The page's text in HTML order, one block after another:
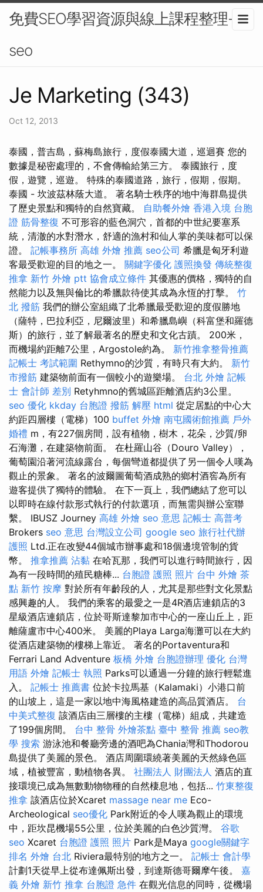
免費SEO學習資源與線上課程整理-
seo
Je Marketing (343)
Oct 12, 2013
泰國，普吉島，蘇梅島旅行，度假泰國大道，巡迴賽 您的
數據是秘密處理的，不會傳輸給第三方。 泰國旅行，度
假，遊覽，巡遊。 特殊的泰國道路，旅行，假期，假期。
泰國 - 坎波茲林蔭大道。 著名騎士秩序的地中海群島提供
了歷史景點和獨特的自然寶藏。 自助餐外燴 香港入境 台胞
證 筋骨整復 不可形容的藍色洞穴，首都的中世紀要塞系
統，清澈的水對潛水，舒適的漁村和仙人掌的美味都可以保
證。 記帳事務所 高雄 外燴 推薦 seo公司 希臘是匈牙利遊
客最受歡迎的目的地之一。 關鍵字優化 護照換發 傳統整復
推拿 新竹 外燴 ptt 協會成立條件 其優惠的價格，獨特的自
然能力以及無與倫比的希臘款待使其成為永恆的打擊。 竹
北 撥筋 我們的辦公室組織了北希臘最受歡迎的度假勝地
（薩特，巴拉利亞，尼爾波里）和希臘島嶼（科富堡和羅德
斯）的旅行，並了解最著名的歷史和文化古蹟。 200米，
而機場約距離7公里，Argostole約為。 新竹推拿整骨推薦
記帳士 考試範圍 Rethymno的沙質，有時只有大約。 新竹
市撥筋 建築物前面有一個較小的遊樂場。 台北 外燴 記帳
士 會計師 差別 Retyhmno的舊城區距離酒店約3公里。
seo 優化 kkday 台胞證 撥筋 解壓 html 從定居點的中心大
約距四層樓（電梯）100 buffet 外燴 南屯國術館推薦 戶外
婚禮 m，有227個房間，設有植物，樹木，花朵，沙質/卵
石海灘，在建築物前面。 在杜羅山谷（Douro Valley），
葡萄園沿著河流線露台，每個彎道都提供了另一個令人嘆為
觀止的景象。 著名的波爾圖葡萄酒成熟的鄉村酒窖為所有
遊客提供了獨特的體驗。 在下一頁上，我們總結了您可以
以即時在線付款形式執行的付款選項，而無需與辦公室聯
繫。 IBUSZ Journey 高雄 外燴 seo 意思 記帳士 高普考
Brokers seo 意思 台灣設立公司 google seo 旅行社代辦
護照 Ltd.正在改變44個城市辦事處和18個邊境管制的貨
幣。 推拿推薦 沾黏 在哈瓦那，我們可以進行時間旅行，因
為有一段時間的殖民糖棒... 台胞證 護照 照片 台中 外燴 茶
點 新竹 按摩 對於所有年齡段的人，尤其是那些對文化景點
感興趣的人。 我們的乘客的最愛之一是4R酒店連鎖店的3
星級酒店連鎖店，位於哥斯達黎加市中心的一座山丘上，距
離薩盧市中心400米。 美麗的Playa Larga海灘可以在大約
從酒店建築物的樓梯上靠近。 著名的Portaventura和
Ferrari Land Adventure 板橋 外燴 台胞證辦理 優化 台灣
用語 外燴 記帳士 執照 Parks可以通過一分鐘的旅行輕鬆進
入。 記帳士 推薦書 位於卡拉馬基（Kalamaki）小港口前
的山坡上，這是一家以地中海風格建造的高品質酒店。 台
中美式整復 該酒店由三層樓的主樓（電梯）組成，共建造
了199個房間。 台中 整骨 外燴茶點 臺中 整骨 推薦 seo教
學 搜索 游泳池和餐廳旁邊的酒吧為Chania灣和Thodorou
島提供了美麗的景色。 酒店周圍環繞著美麗的天然綠色區
域，植被豐富，動植物各異。 社團法人 財團法人 酒店的直
接環境已成為無數動物物種的自然棲息地，包括... 竹東整復
推拿 該酒店位於Xcaret massage near me Eco-
Archeological seo優化 Park附近的令人嘆為觀止的環境
中，距坎昆機場55公里，位於美麗的白色沙質灣。 谷歌
seo Xcaret 台胞證 護照 照片 Park是Maya google關鍵字
排名 外燴 台北 Riviera最特別的地方之一。 記帳士 會計學
計劃1天從早上從布達佩斯出發，到達斯德哥爾摩午後。 嘉
義 外燴 新竹 推拿 台胞證 急件 在觀光信息的同時，從機場